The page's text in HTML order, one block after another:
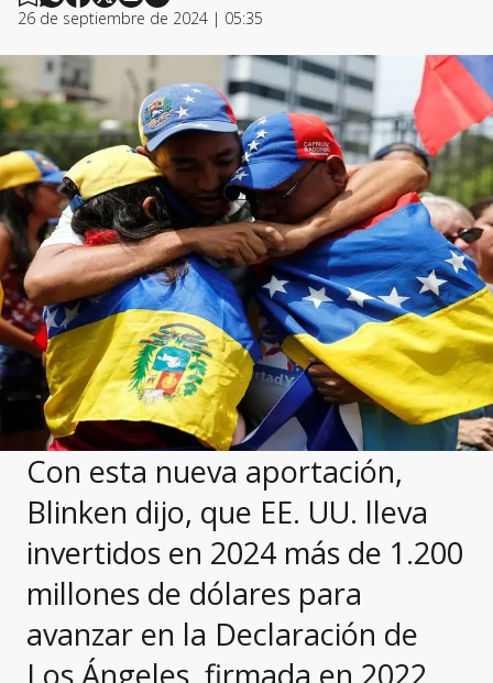
26 de septiembre de 2024 | 05:35
Con esta nueva aportación,
Blinken dijo, que EE. UU. lleva
invertidos en 2024 más de 1.200
millones de dólares para
avanzar en la Declaración de
Los Ángeles, firmada en 2022